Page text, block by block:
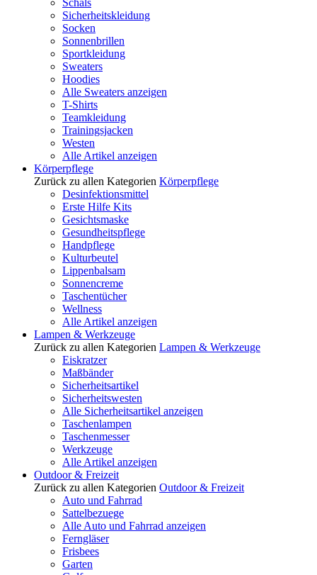
Schals
Sicherheitskleidung
Socken
Sonnenbrillen
Sportkleidung
Sweaters
Hoodies
Alle Sweaters anzeigen
T-Shirts
Teamkleidung
Trainingsjacken
Westen
Alle Artikel anzeigen
Körperpflege
Zurück zu allen Kategorien Körperpflege
Desinfektionsmittel
Erste Hilfe Kits
Gesichtsmaske
Gesundheitspflege
Handpflege
Kulturbeutel
Lippenbalsam
Sonnencreme
Taschentücher
Wellness
Alle Artikel anzeigen
Lampen & Werkzeuge
Zurück zu allen Kategorien Lampen & Werkzeuge
Eiskratzer
Maßbänder
Sicherheitsartikel
Sicherheitswesten
Alle Sicherheitsartikel anzeigen
Taschenlampen
Taschenmesser
Werkzeuge
Alle Artikel anzeigen
Outdoor & Freizeit
Zurück zu allen Kategorien Outdoor & Freizeit
Auto und Fahrrad
Sattelbezuege
Alle Auto und Fahrrad anzeigen
Ferngläser
Frisbees
Garten